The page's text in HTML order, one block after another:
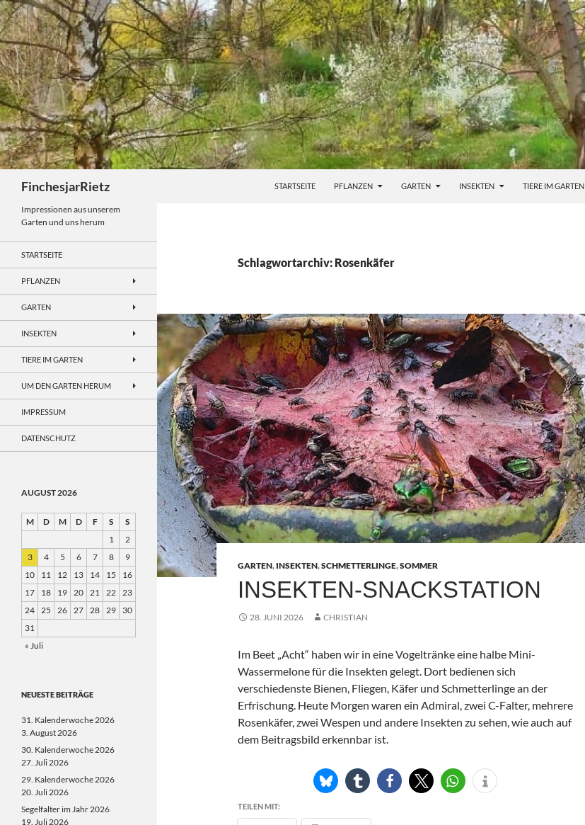
Zum
Inhalt
springen
FinchesjarRietz STARTSEITE PFLANZEN GARTEN INSEKTEN TIERE IM GARTEN
Schlagwortarchiv: Rosenkäfer
GARTEN, INSEKTEN,SCHMETTERLINGE,SOMMER
INSEKTEN-SNACKSTATION
28. JUNI 2026 CHRISTIAN
Im Beet „Acht“ haben wir in eine Vogeltränke eine halbe Mini-
Wassermelone für die Insekten gelegt. Dort bedienen sich
verschiedenste Bienen, Fliegen, Käfer und Schmetterlinge an der
Erfrischung. Heute Morgen waren ein Admiral, zwei C-Falter, mehrere
Rosenkäfer, zwei Wespen und andere Insekten zu sehen, wie auch auf
dem Beitragsbild erkennbar ist.
TEILEN MIT:
Impressionen aus unserem
Garten und uns herum
STARTSEITE
PFLANZEN
GARTEN
INSEKTEN
TIERE IM GARTEN
UM DEN GARTEN HERUM
IMPRESSUM
DATENSCHUTZ
AUGUST 2026
M D M D F S
S
1
2
3
4 5 6 7 8
9
10
11 12 13 14 15
16
17
18 19 20 21 22 23
24 25 26 27 28 29
30
31
« Juli
NEUESTE BEITRÄGE
31. Kalenderwoche 2026
3. August 2026
30. Kalenderwoche 2026
27. Juli 2026
29. Kalenderwoche 2026
20. Juli 2026
Segelfalter im Jahr 2026
19. Juli 2026